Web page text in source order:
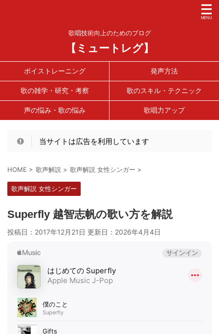
歌唱技術向上のためのブログ
【ミュートレグ】
ボイストレーニング 発声方法
歌の雑学・研究・考察 歌のスキル・テクニック
声の悩み・歌の悩み 歌唱力アップ
当サイトは広告を利用しています
HOME > 歌声解説 > 歌声解説 女性シンガー >
歌声解説 女性シンガー
Superfly 越智志帆の歌い方を解説
投稿日：2017年12月21日 更新日： 2026年4月4日